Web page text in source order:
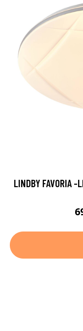
LINDBY FAVORIA -